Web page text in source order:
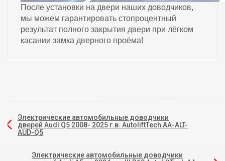
После установки на двери наших доводчиков,
мы можем гарантировать стопроцентный
результат полного закрытия двери при лёгком
касании замка дверного проёма!
Электрические автомобильные доводчики
дверей Audi Q5 2008- 2025 г.в. AutoliftTech AA-ALT-
AUD-Q5
Электрические автомобильные доводчики